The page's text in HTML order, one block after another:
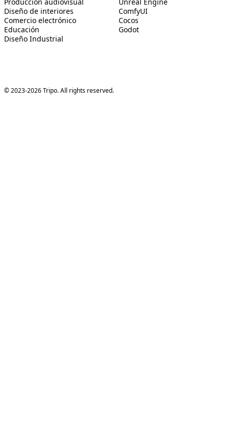
Producción audiovisual
Diseño de interiores
Comercio electrónico
Educación
Diseño Industrial
Unreal Engine
ComfyUI
Cocos
Godot
© 2023-2026 Tripo. All rights reserved.